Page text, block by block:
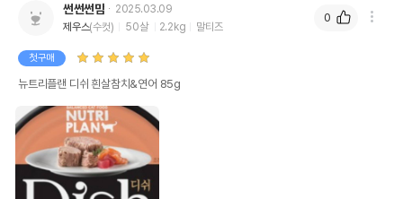
썬썬썬맘
2025.03.09
제우스(수컷) 50살 2.2kg 말티즈
첫구매
뉴트리플랜 디쉬 흰살참치&연어 85g
0